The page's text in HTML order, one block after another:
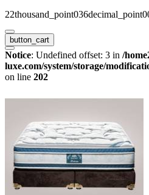
button_cart
Notice: Undefined offset: 3 in /
luxe.com/system/storage/
on line 202